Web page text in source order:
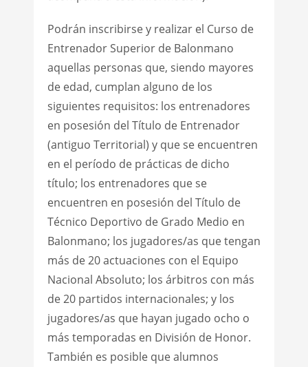
Podrán inscribirse y realizar el Curso de
Entrenador Superior de Balonmano
aquellas personas que, siendo mayores
de edad, cumplan alguno de los
siguientes requisitos: los entrenadores
en posesión del Título de Entrenador
(antiguo Territorial) y que se encuentren
en el período de prácticas de dicho
título; los entrenadores que se
encuentren en posesión del Título de
Técnico Deportivo de Grado Medio en
Balonmano; los jugadores/as que tengan
más de 20 actuaciones con el Equipo
Nacional Absoluto; los árbitros con más
de 20 partidos internacionales; y los
jugadores/as que hayan jugado ocho o
más temporadas en División de Honor.
También es posible que alumnos